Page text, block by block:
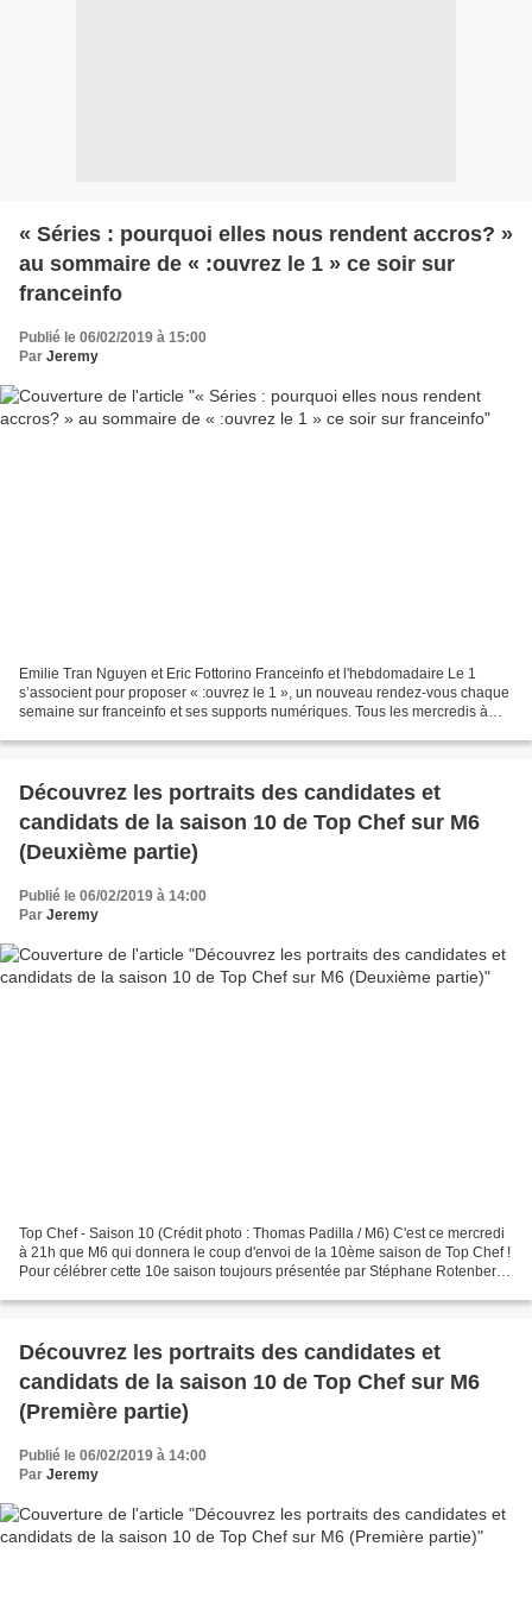
« Séries : pourquoi elles nous rendent accros? »
au sommaire de « :ouvrez le 1 » ce soir sur
franceinfo
Publié le 06/02/2019 à 15:00
Par Jeremy
Emilie Tran Nguyen et Eric Fottorino Franceinfo et l'hebdomadaire Le 1
s’associent pour proposer « :ouvrez le 1 », un nouveau rendez-vous chaque
semaine sur franceinfo et ses supports numériques. Tous les mercredis à
Découvrez les portraits des candidates et
candidats de la saison 10 de Top Chef sur M6
(Deuxième partie)
Publié le 06/02/2019 à 14:00
Par Jeremy
Top Chef - Saison 10 (Crédit photo : Thomas Padilla / M6) C'est ce mercredi
à 21h que M6 qui donnera le coup d'envoi de la 10ème saison de Top Chef !
Pour célébrer cette 10e saison toujours présentée par Stéphane Rotenberg,
Découvrez les portraits des candidates et
candidats de la saison 10 de Top Chef sur M6
(Première partie)
Publié le 06/02/2019 à 14:00
Par Jeremy